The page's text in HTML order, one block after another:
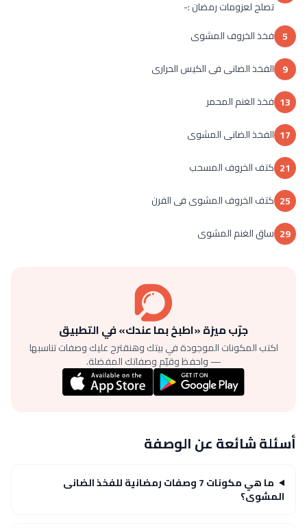
تصلح لعزومات رمضان :-
5 فخذ الخروف المشوى
9 الفخذ الضانى فى الكيس الحرارى
13 فخذ الغنم المحمر
17 الفخذ الضانى المشوى
21 كتف الخروف المسحب
25 كتف الخروف المشوى فى الفرن
29 ساق الغنم المشوى
جرّب ميزة «اطبخ بما عندك» في التطبيق
اكتب المكونات الموجودة في بيتك وهنقترح عليك وصفات تناسبها
— واحفظ وقيّم وصفاتك المفضلة.
أسئلة شائعة عن الوصفة
ما هي مكونات 7 وصفات رمضانية للفخذ الضانى
المشوى؟